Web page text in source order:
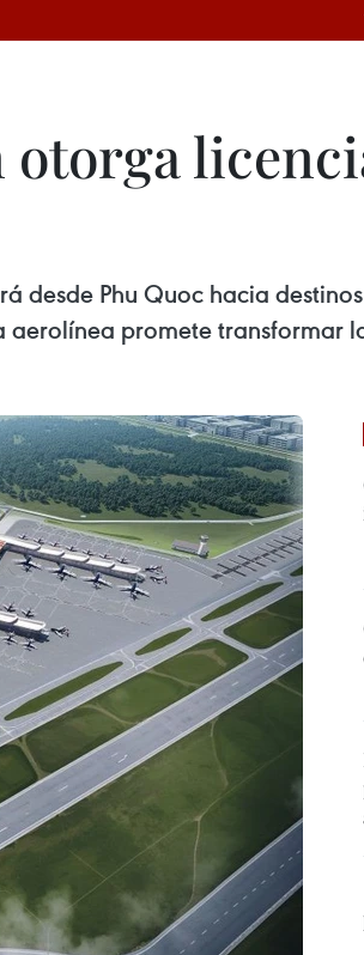
desde Phu Quoc hacia
promete transformar